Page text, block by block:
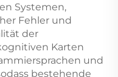
Systemen,
Fehler und
der
Karten
und
bestehende